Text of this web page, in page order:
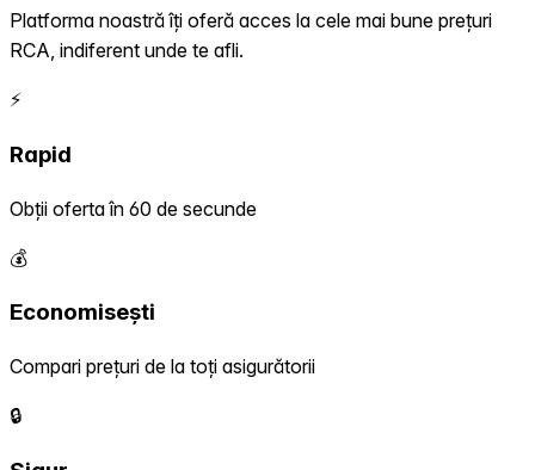
Platforma noastră îți oferă acces la cele mai bune prețuri
RCA, indiferent unde te afli.
⚡
Rapid
Obții oferta în 60 de secunde
💰
Economisești
Compari prețuri de la toți asigurătorii
🔒